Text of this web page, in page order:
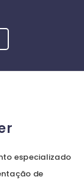
especializado
de